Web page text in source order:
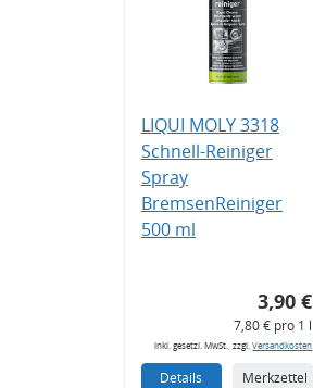
LIQUI MOLY 3318
Schnell-Reiniger
Spray
BremsenReiniger
500 ml
3,90 €
7,80 € pro 1 l
inkl. gesetzl. MwSt., zzgl.Versandkosten
Details Merkzettel